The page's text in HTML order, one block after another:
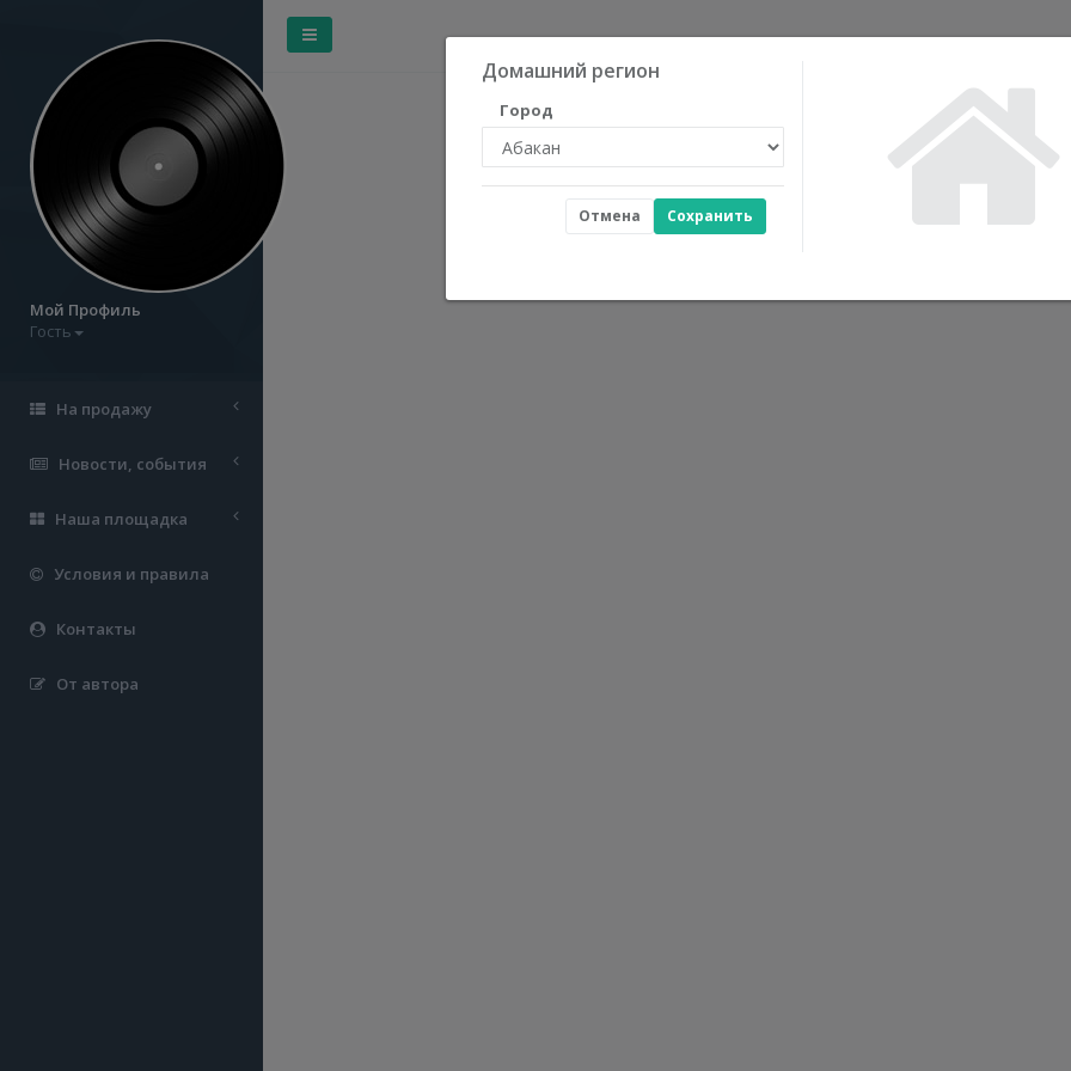
Мой Профиль
Гость
На продажу
Новости, события
Наша площадка
Условия и правила
Контакты
От автора
Домашний регион
Город
Сохранить
Отмена